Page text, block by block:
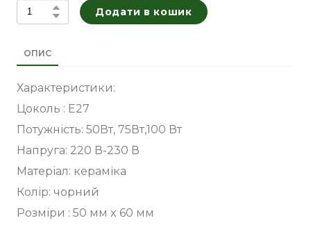
Додати в кошик
ОПИС
Характеристики:
Цоколь : E27
Потужність: 50Вт, 75Вт,100 Вт
Напруга: 220 В-230 В
Матеріал: кераміка
Колір: чорний
Розміри : 50 мм x 60 мм